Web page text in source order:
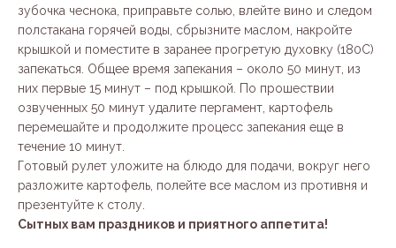
зубочка чеснока, приправьте солью, влейте вино и следом
полстакана горячей воды, сбрызните маслом, накройте
крышкой и поместите в заранее прогретую духовку (180С)
запекаться. Общее время запекания – около 50 минут, из
них первые 15 минут – под крышкой. По прошествии
озвученных 50 минут удалите пергамент, картофель
перемешайте и продолжите процесс запекания еще в
течение 10 минут.
Готовый рулет уложите на блюдо для подачи, вокруг него
разложите картофель, полейте все маслом из противня и
презентуйте к столу.
Сытных вам праздников и приятного аппетита!